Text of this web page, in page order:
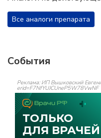
Все аналоги препарата
События
Реклама: ИП Вышковский
erid=F7NfYUJCUneP5W78VwNF